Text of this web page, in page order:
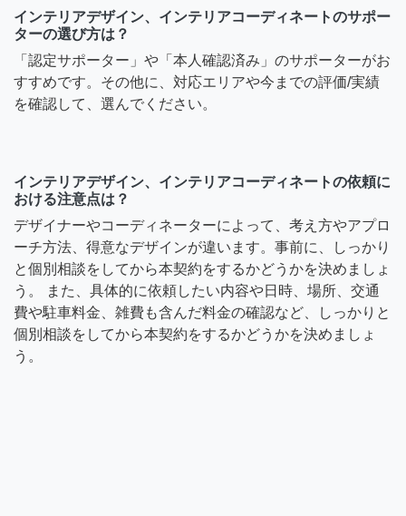
インテリアデザイン、インテリアコーディネートのサポー
ターの選び方は？
「認定サポーター」や「本人確認済み」のサポーターがお
すすめです。その他に、対応エリアや今までの評価/実績
を確認して、選んでください。
インテリアデザイン、インテリアコーディネートの依頼に
おける注意点は？
デザイナーやコーディネーターによって、考え方やアプロ
ーチ方法、得意なデザインが違います。事前に、しっかり
と個別相談をしてから本契約をするかどうかを決めましょ
う。 また、具体的に依頼したい内容や日時、場所、交通
費や駐車料金、雑費も含んだ料金の確認など、しっかりと
個別相談をしてから本契約をするかどうかを決めましょ
う。